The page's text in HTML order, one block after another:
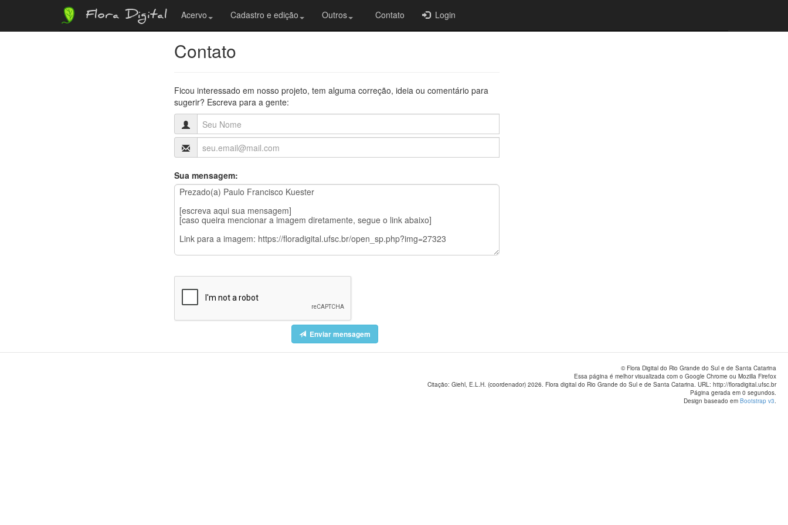
Flora Digital Acervo Cadastro e edição Outros Contato Login
Contato
Ficou interessado em nosso projeto, tem alguma correção, ideia ou comentário para
sugerir? Escreva para a gente:
Sua mensagem:
Enviar mensagem
© Flora Digital do Rio Grande do Sul e de Santa Catarina
Essa página é melhor visualizada com o Google Chrome ou Mozilla Firefox
Citação: Giehl, E.L.H. (coordenador) 2026. Flora digital do Rio Grande do Sul e de Santa Catarina. URL: http://floradigital.ufsc.br
Página gerada em 0 segundos.
Design baseado em Bootstrap v3.